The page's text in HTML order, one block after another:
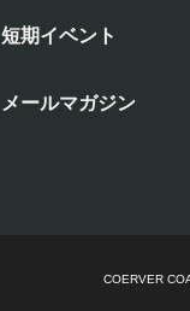
短期イベント
メールマガジン
COERVER